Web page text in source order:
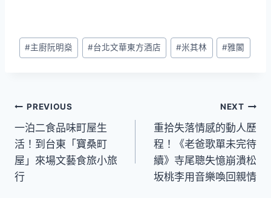
Post
Tags:
#主廚阮明燊 #台北文華東方酒店 #米其林 #雅閣
文
章
導
覽
PREVIOUS
一泊二食品味町屋生
活！到台東「寶桑町
屋」來場文藝食旅小旅
行
NEXT
重拾失落情感的動人歷
程！《老爸歌單未完待
續》寺尾聰失憶崩潰松
坂桃李用音樂喚回親情